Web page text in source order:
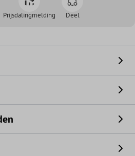
Prijsdalingmelding Deel